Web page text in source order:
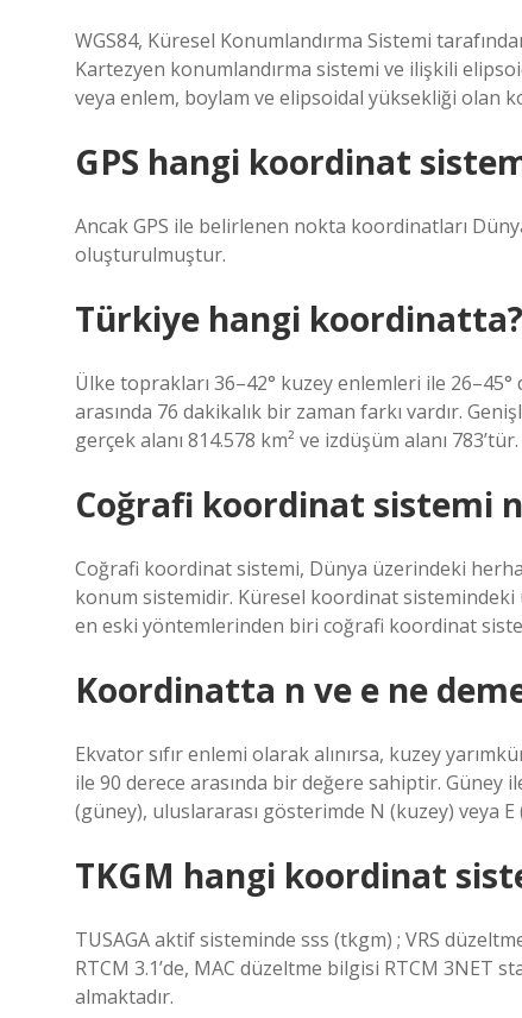
WGS84, Küresel Konumlandırma Sistemi
Kartezyen konumlandırma sistemi ve ilişkili
veya enlem, boylam ve elipsoidal yüksekliği olan
GPS hangi koordinat
Ancak GPS ile belirlenen nokta koordinatları
oluşturulmuştur.
Türkiye hangi koordinatta?
Ülke toprakları 36–42° kuzey enlemleri ile 26–45°
arasında 76 dakikalık bir zaman farkı vardır.
gerçek alanı 814.578 km² ve ​​izdüşüm alanı 783’tür.
Coğrafi koordinat sistemi
Coğrafi koordinat sistemi, Dünya üzerindeki
konum sistemidir. Küresel koordinat
en eski yöntemlerinden biri coğrafi koordinat
Koordinatta n ve e ne
Ekvator sıfır enlemi olarak alınırsa, kuzey
ile 90 derece arasında bir değere sahiptir. Güney
(güney), uluslararası gösterimde N (kuzey) veya
TKGM hangi koordinat
TUSAGA aktif sisteminde sss (tkgm) ; VRS
RTCM 3.1’de, MAC düzeltme bilgisi RTCM 3NET
almaktadır.